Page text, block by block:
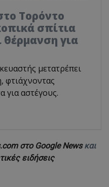
Τορόντο
σπίτια
θέρμανση για
μετατρέπει
φτιάχνοντας
για αστέγους.
στο Google Newsκαι
ειδήσεις